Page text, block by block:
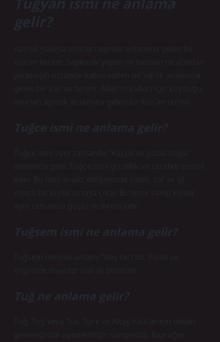
gelir?
Aşırılık yoluyla sınırları aşmak anlamına gelen bir
Kur’an terimi. Sapkınlık yapan ve bazıları tarafından
yaratılışın üstünde kabul edilen bir varlık anlamına
gelen bir Kur’an terimi. Allah’ın kulları için koyduğu
sınırları aşmak anlamına gelen bir Kur’an terimi.
Tuğce ismi ne anlama gelir?
Tuğçe ismi aynı zamanda “küçük ve güzel tuğla”
anlamına gelir. Tuğçe ismi güzellik ve zarafeti temsil
eder. Bu ismi analiz ettiğimizde nazik, saf ve iyi
niyetli bir kişilik ortaya çıkar. Bu isme sahip kişiler
aynı zamanda güçlü ve dirençlidir.
Tuğsem ismi ne anlama gelir?
Tuğsem isminin anlamı “baş tacı”dır. Planlı ve
organize insanlar olarak bilinirler.
Tuğ ne anlama gelir?
Tuğ, Toğ veya Tuk, Türk ve Altay halklarının devlet
geleneğinde egemenliğin simgesidir. Bayrağın